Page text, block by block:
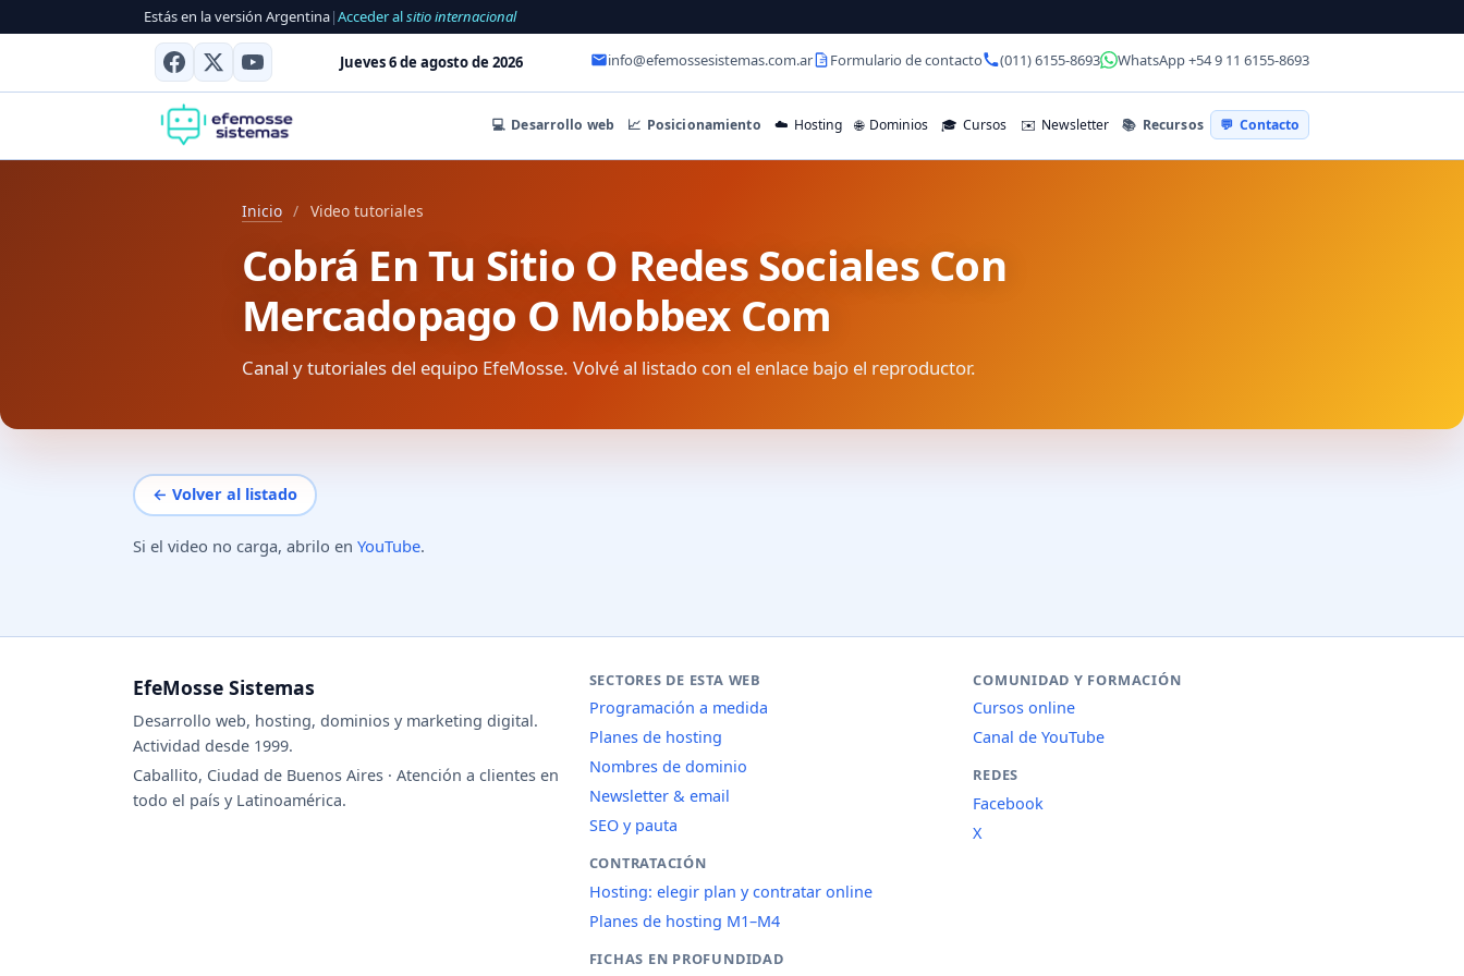
Estás en la versión Argentina|Acceder alsitio internacional
Jueves 6 de agosto de 2026 info@efemossesistemas.com.ar Formulario de contacto (011) 6155-8693 WhatsApp +54 9 11 6155-8693
💻 Desarrollo web 📈 Posicionamiento ☁️ Hosting 🌐 Dominios 🎓 Cursos ✉️ Newsletter 📚 Recursos 💬 Contacto
Inicio / Video tutoriales
Cobrá En Tu Sitio O Redes Sociales Con
Mercadopago O Mobbex Com
Canal y tutoriales del equipo EfeMosse. Volvé al listado con el enlace bajo el reproductor.
← Volver al listado
Si el video no carga, abrilo en YouTube.
EfeMosse Sistemas
Desarrollo web, hosting, dominios y marketing digital.
Actividad desde 1999.
Caballito, Ciudad de Buenos Aires · Atención a clientes en
todo el país y Latinoamérica.
SECTORES DE ESTA WEB
Programación a medida
Planes de hosting
Nombres de dominio
Newsletter & email
SEO y pauta
CONTRATACIÓN
Hosting: elegir plan y contratar online
Planes de hosting M1–M4
FICHAS EN PROFUNDIDAD
COMUNIDAD Y FORMACIÓN
Cursos online
Canal de YouTube
REDES
Facebook
X